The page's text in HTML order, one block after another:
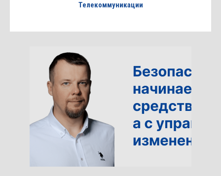
Телекоммуникации